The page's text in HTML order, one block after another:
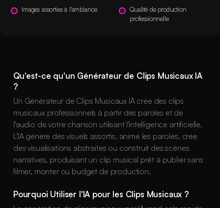
Images assorties à l'ambiance
Qualité de production
professionnelle
Qu'est-ce qu'un Générateur de Clips Musicaux IA
?
Un Générateur de Clips Musicaux IA crée des clips
musicaux professionnels à partir des paroles et de
l'audio de votre chanson utilisant l'intelligence artificielle.
L'IA génère des visuels assortis, anime les paroles, crée
des visualisations abstraites ou construit des scènes
narratives, produisant un clip musical prêt à publier sans
filmer, monter ou budget de production.
Pourquoi Utiliser l'IA pour les Clips Musicaux ?